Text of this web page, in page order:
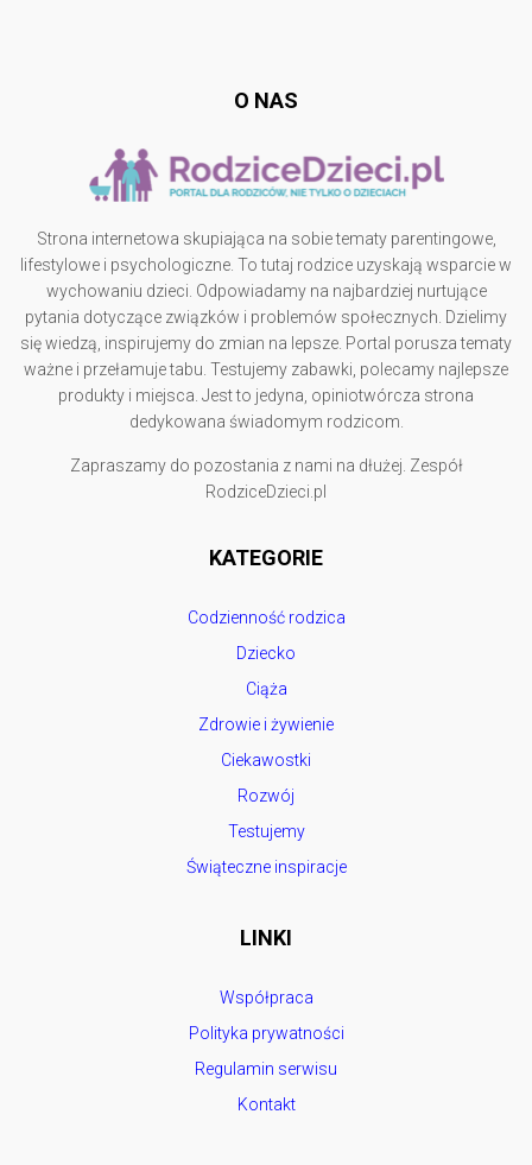
O NAS
Strona internetowa skupiająca na sobie tematy parentingowe,
lifestylowe i psychologiczne. To tutaj rodzice uzyskają wsparcie w
wychowaniu dzieci. Odpowiadamy na najbardziej nurtujące
pytania dotyczące związków i problemów społecznych. Dzielimy
się wiedzą, inspirujemy do zmian na lepsze. Portal porusza tematy
ważne i przełamuje tabu. Testujemy zabawki, polecamy najlepsze
produkty i miejsca. Jest to jedyna, opiniotwórcza strona
dedykowana świadomym rodzicom.
Zapraszamy do pozostania z nami na dłużej. Zespół
RodziceDzieci.pl
KATEGORIE
Codzienność rodzica
Dziecko
Ciąża
Zdrowie i żywienie
Ciekawostki
Rozwój
Testujemy
Świąteczne inspiracje
LINKI
Współpraca
Polityka prywatności
Regulamin serwisu
Kontakt